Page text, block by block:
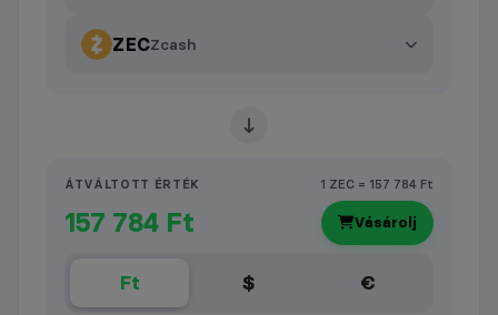
ZECZcash
ÁTVÁLTOTT ÉRTÉK 1 ZEC = 157 784 Ft
157 784 Ft Vásárolj
Ft $ €